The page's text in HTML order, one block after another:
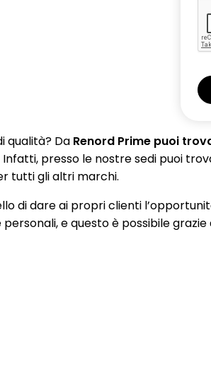
qualità? DaRenord Prime puoi
presso le nostre sedi puoi
tutti gli altri marchi.
di dare ai propri clienti
e questo è possibile